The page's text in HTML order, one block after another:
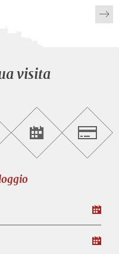
visita
Trova
gli
eventi